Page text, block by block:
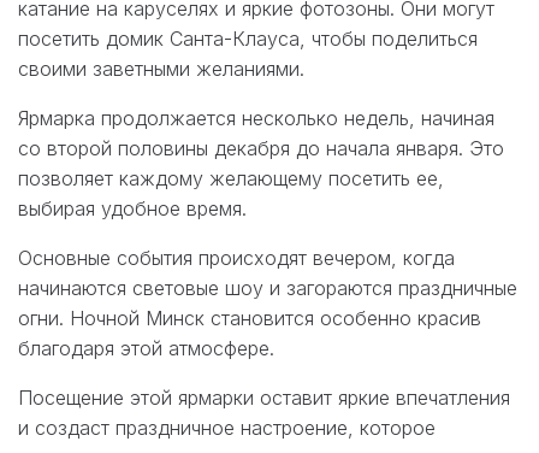
катание на каруселях и яркие фотозоны. Они могут
посетить домик Санта-Клауса, чтобы поделиться
своими заветными желаниями.
Ярмарка продолжается несколько недель, начиная
со второй половины декабря до начала января. Это
позволяет каждому желающему посетить ее,
выбирая удобное время.
Основные события происходят вечером, когда
начинаются световые шоу и загораются праздничные
огни. Ночной Минск становится особенно красив
благодаря этой атмосфере.
Посещение этой ярмарки оставит яркие впечатления
и создаст праздничное настроение, которое